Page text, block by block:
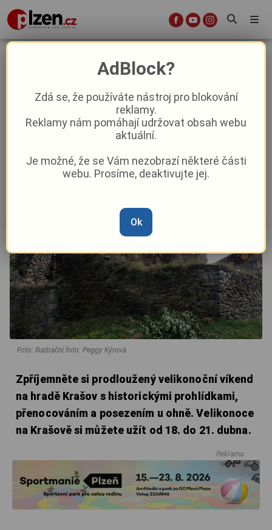
Užijte si o Velikonocích romantiku
na hradě Krašov
Z kraje
15. 4. 2025|07:30
Foto: Ilustrační foto: Peggy Kýrová
Zpříjemněte si prodloužený velikonoční víkend
na hradě Krašov s historickými prohlídkami,
přenocováním a posezením u ohně. Velikonoce
na Krašově si můžete užít od 18. do 21. dubna.
Reklama
AdBlock?
Zdá se, že používáte nástroj pro blokování
reklamy.
Reklamy nám pomáhají udržovat obsah webu
aktuální.
Je možné, že se Vám nezobrazí některé části
webu. Prosíme, deaktivujte jej.
Ok